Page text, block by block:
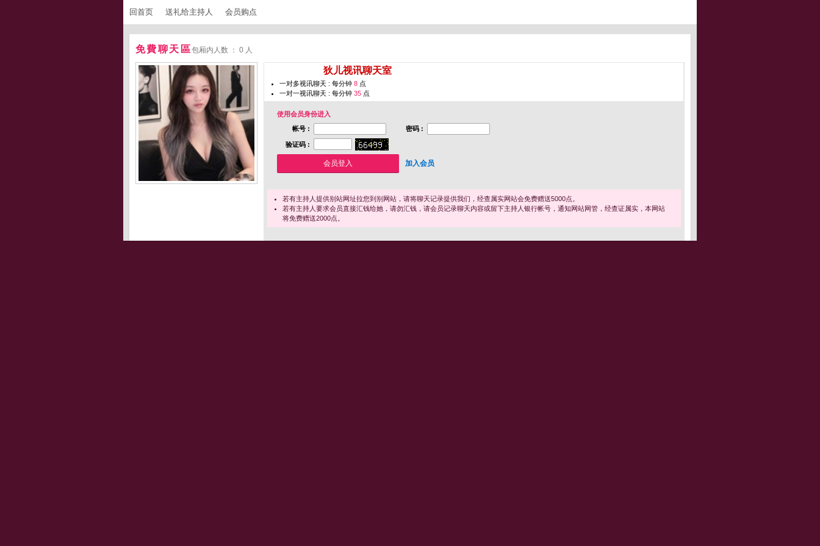
回首页 送礼给主持人 会员购点
免費聊天區包厢内人数 ： 0 人
狄儿视讯聊天室
一对多视讯聊天 : 每分钟 8 点
一对一视讯聊天 : 每分钟 35 点
使用会员身份进入
帐号 :
密码 :
验证码 :
加入会员
若有主持人提供别站网址拉您到别网站，请将聊天记录提供我们，经查属实网站会免费赠送5000点。
若有主持人要求会员直接汇钱给她，请勿汇钱，请会员记录聊天内容或留下主持人银行帐号，通知网站网管，经查证属实，本网站
将免费赠送2000点。